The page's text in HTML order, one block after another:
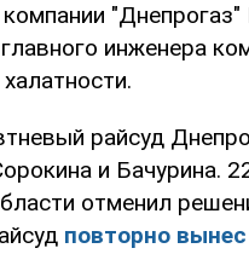
инженера
райсуд
и Бачурина.
отменил
повторно